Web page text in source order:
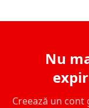
Nu
Creează un